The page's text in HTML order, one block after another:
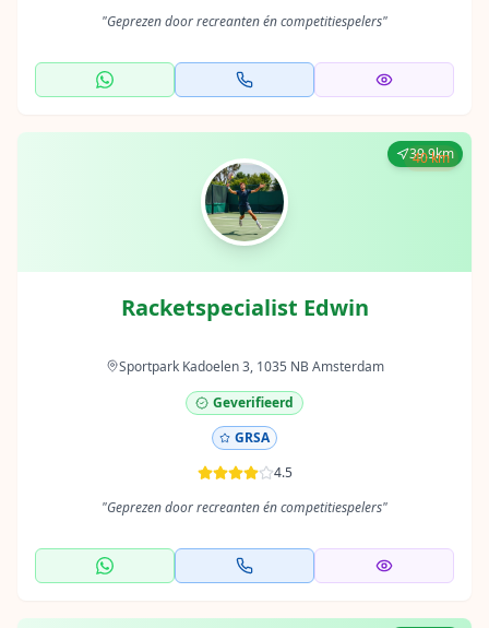
"Geprezen door recreanten én competitiespelers"
39.9km
Racketspecialist Edwin
Sportpark Kadoelen 3, 1035 NB Amsterdam
Geverifieerd
GRSA
4.5
"Geprezen door recreanten én competitiespelers"
40 km